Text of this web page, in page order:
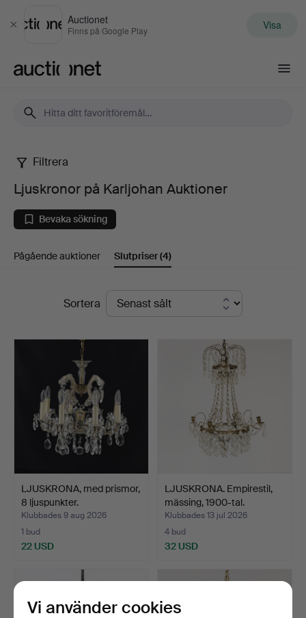
Stäng
Auctionet
Finns på Google Play Visa
Ljuskronor
på
Karljohan
Auktioner
Filtrera
Ljuskronor på Karljohan Auktioner
Bevaka sökning
Pågående auktioner Slutpriser(4)
SlutpriserSortera
LJUSKRONA, med prismor,
8 ljuspunkter.
Klubbades 9 aug 2026
1 bud
22 USD
LJUSKRONA. Empirestil,
mässing, 1900-tal.
Klubbades 13 jul 2026
4 bud
32 USD
Vi använder cookies